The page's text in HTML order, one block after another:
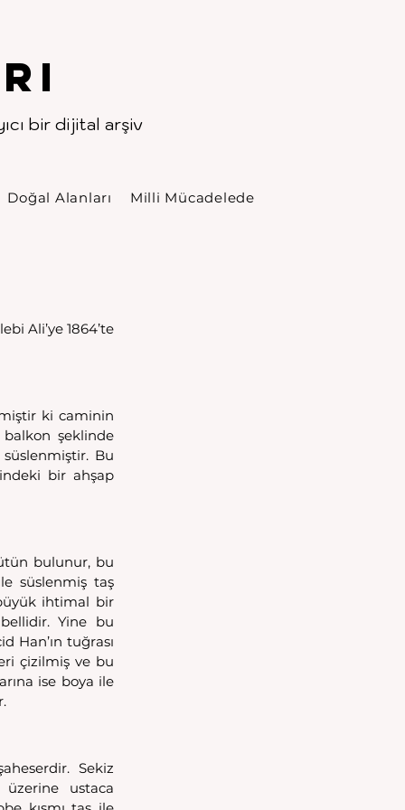
bir dijital arşiv
Doğal Alanları Milli Mücadelede
Ali’ye 1864’te
ki caminin
şeklinde
Bu
bir ahşap
bulunur, bu
süslenmiş taş
ihtimal bir
Yine bu
Han’ın tuğrası
çizilmiş ve bu
ise boya ile
Sekiz
ustaca